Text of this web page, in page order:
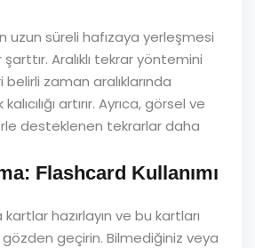
uzun süreli hafızaya yerleşmesi
Aralıklı tekrar yöntemini
zaman aralıklarında
artırır. Ayrıca, görsel ve
desteklenen tekrarlar daha
Flashcard Kullanımı
kartlar hazırlayın ve bu kartları
gözden geçirin. Bilmediğiniz veya